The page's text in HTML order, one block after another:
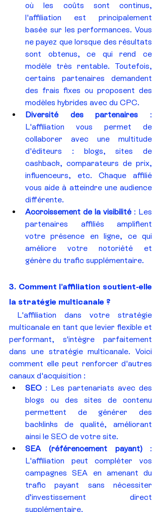
où les coûts sont continus,
l'affiliation est principalement
basée sur les performances. Vous
ne payez que lorsque des résultats
sont obtenus, ce qui rend ce
modèle très rentable. Toutefois,
certains partenaires demandent
des frais fixes ou proposent des
modèles hybrides avec du CPC.
Diversité des partenaires :
L'affiliation vous permet de
collaborer avec une multitude
d'éditeurs : blogs, sites de
cashback, comparateurs de prix,
influenceurs, etc. Chaque affilié
vous aide à atteindre une audience
différente.
Accroissement de la visibilité : Les
partenaires affiliés amplifient
votre présence en ligne, ce qui
améliore votre notoriété et
génère du trafic supplémentaire.
3. Comment l'affiliation soutient-elle
la stratégie multicanale ?
multicanale en tant que levier flexible et
performant, s'intègre parfaitement
dans une stratégie multicanale. Voici
comment elle peut renforcer d'autres
canaux d'acquisition :
SEO : Les partenariats avec des
blogs ou des sites de contenu
permettent de générer des
backlinks de qualité, améliorant
ainsi le SEO de votre site.
SEA (référencement payant) :
L'affiliation peut compléter vos
campagnes SEA en amenant du
trafic payant sans nécessiter
d’investissement direct
supplémentaire.